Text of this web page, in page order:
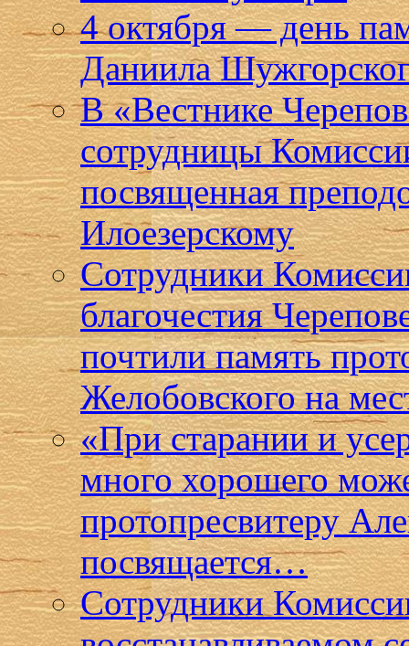
4 октября — день
Даниила
В «Вестнике
сотрудницы
посвященная
Илоезерскому
Сотрудники
благочестия
почтили память
Желобовского на
«При старании и
много хорошего
протопресвитеру
посвящается…
Сотрудники